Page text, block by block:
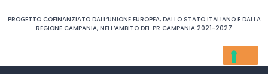
PROGETTO COFINANZIATO DALL’UNIONE EUROPEA, DALLO STATO ITALIANO E DALLA
REGIONE CAMPANIA, NELL’AMBITO DEL PR CAMPANIA 2021-2027